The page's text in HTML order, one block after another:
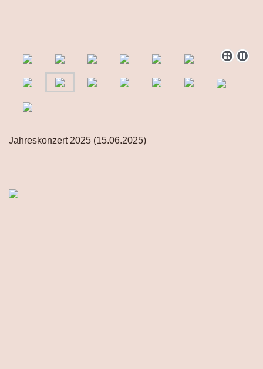
Jahreskonzert 2025 (15.06.2025)